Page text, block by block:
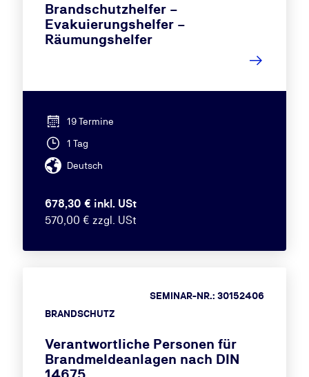
Brandschutzhelfer –
Evakuierungshelfer –
Räumungshelfer
19 Termine
1 Tag
Deutsch
678,30 € inkl. USt
570,00 € zzgl. USt
BRANDSCHUTZ
SEMINAR-NR.: 30152406
Verantwortliche Personen für
Brandmeldeanlagen nach DIN